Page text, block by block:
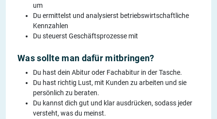
um
Du ermittelst und analysierst betriebswirtschaftliche
Kennzahlen
Du steuerst Geschäftsprozesse mit
Was sollte man dafür mitbringen?
Du hast dein Abitur oder Fachabitur in der Tasche.
Du hast richtig Lust, mit Kunden zu arbeiten und sie
persönlich zu beraten.
Du kannst dich gut und klar ausdrücken, sodass jeder
versteht, was du meinst.